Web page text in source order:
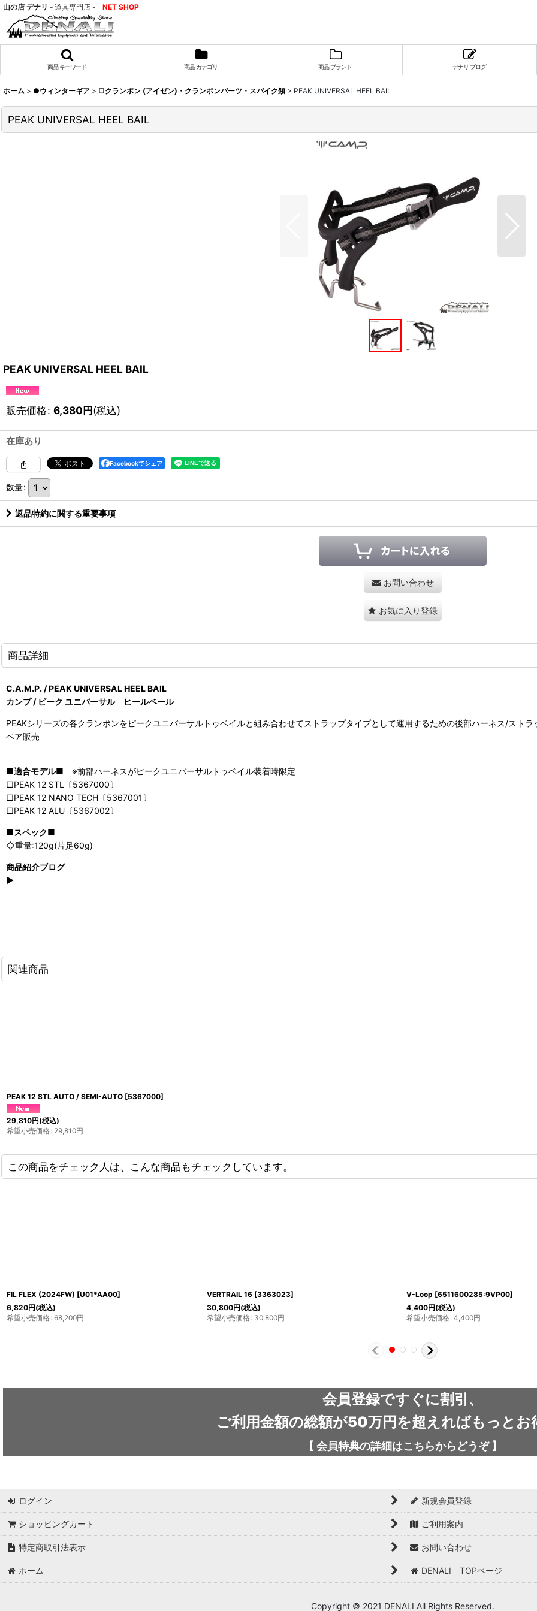
山の店 デナリ - 道具専門店 - NET SHOP
商品 キーワード 商品 カテゴリ 商品 ブランド デナリ ブログ
ホーム > ●ウィンターギア > □クランポン (アイゼン)・クランポンパーツ・スパイク類 > PEAK UNIVERSAL HEEL BAIL
PEAK UNIVERSAL HEEL BAIL
PEAK UNIVERSAL HEEL BAIL
販売価格: 6,380円(税込)
在庫あり
Facebookでシェア
数量:
返品特約に関する重要事項
お問い合わせ
お気に入り登録
商品詳細
C.A.M.P. / PEAK UNIVERSAL HEEL BAIL
カンプ / ピーク ユニバーサル ヒールベール
PEAKシリーズの各クランポンをピークユニバーサルトゥベイルと組み合わせてストラップタイプとして運用するための後部ハーネス/ストラ
ペア販売
■適合モデル■ ※前部ハーネスがピークユニバーサルトゥベイル装着時限定
□PEAK 12 STL〔5367000〕
□PEAK 12 NANO TECH〔5367001〕
□PEAK 12 ALU〔5367002〕
■スペック■
◇重量:120g(片足60g)
商品紹介ブログ
▶
関連商品
PEAK 12 STL AUTO / SEMI-AUTO [5367000]
29,810円(税込)
希望小売価格: 29,810円
この商品をチェック人は、こんな商品もチェックしています。
AUTO [ 5367000] Snowshoes Bag (MSR) 40651] GV-RBTBAIL*]
会員登録ですぐに割引、
ご利用金額の総額が50万円を超えればもっとお
【 会員特典の詳細はこちらから どうぞ】
ログイン 新規会員登録
ショッピングカート ご利用案内
特定商取引法表示 お問い合わせ
ホーム DENALI TOPページ
Copyright © 2021 DENALI All Rights Reserved.